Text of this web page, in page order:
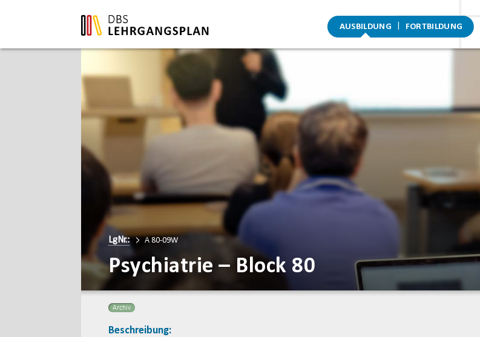
AUSBILDUNG FORTBILDUNG
LgNr.: A 80-09W
Psychiatrie – Block 80
Archiv
Beschreibung: